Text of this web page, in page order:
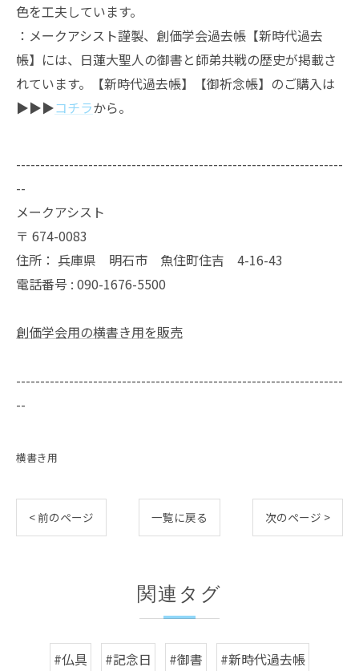
色を工夫しています。
：メークアシスト謹製、創価学会過去帳【新時代過去
帳】には、日蓮大聖人の御書と師弟共戦の歴史が掲載さ
れています。【新時代過去帳】【御祈念帳】のご購入は
▶︎▶︎▶︎コチラから。
--------------------------------------------------------------------
--
メークアシスト
〒 674-0083
住所： 兵庫県 明石市 魚住町住吉 4-16-43
電話番号 : 090-1676-5500
創価学会用の横書き用を販売
--------------------------------------------------------------------
--
横書き用
< 前のページ 一覧に戻る 次のページ >
関連タグ
#仏具 #記念日 #御書
#新時代過去帳